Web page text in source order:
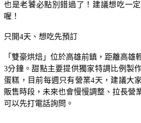
也是老饕必點別錯過了！建議想吃一
喔！
只開4天、想吃先預訂
「雙豪烘焙」位於高雄前鎮，距離高雄
3分鐘。甜點主要提供獨家特調比例製
蛋糕，目前每週只有營業4天，建議大
販售時段，未來也會慢慢調整、拉長營
可以先打電話詢問。